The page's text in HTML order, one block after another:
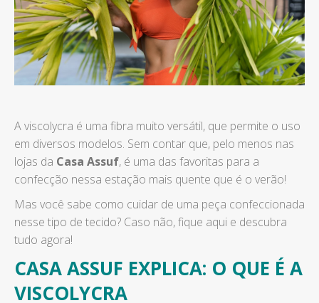
A viscolycra é uma fibra muito versátil, que permite o uso
em diversos modelos. Sem contar que, pelo menos nas
lojas da Casa Assuf, é uma das favoritas para a
confecção nessa estação mais quente que é o verão!
Mas você sabe como cuidar de uma peça confeccionada
nesse tipo de tecido? Caso não, fique aqui e descubra
tudo agora!
CASA ASSUF EXPLICA: O QUE É A
VISCOLYCRA